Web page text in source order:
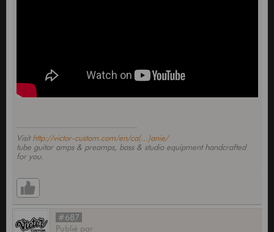
Visithttp://victor-custom.com/en/ca(...)anie/
tube guitar amps & preamps, bass & studio equipment handcrafted
for you.
#687
Publié par